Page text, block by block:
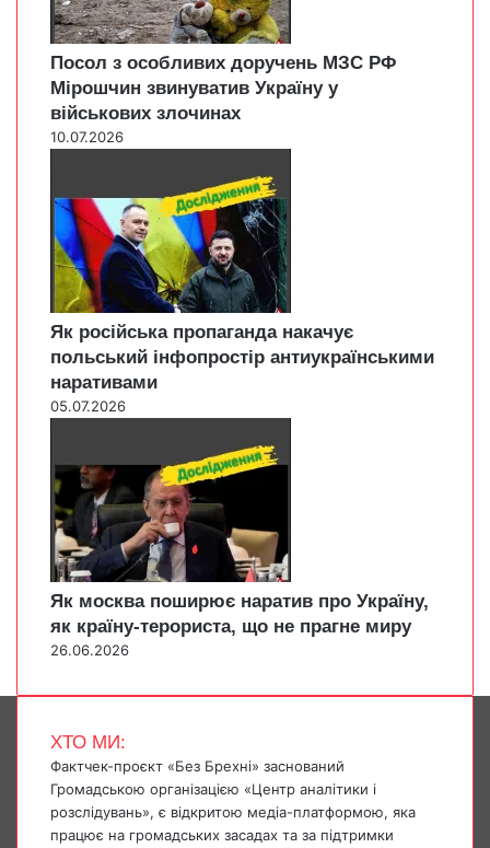
Посол з особливих доручень МЗС РФ
Мірошчин звинуватив Україну у
військових злочинах
10.07.2026
Як російська пропаганда накачує
польський інфопростір антиукраїнськими
наративами
05.07.2026
Як москва поширює наратив про Україну,
як країну-терориста, що не прагне миру
26.06.2026
ХТО МИ:
Фактчек-проєкт «Без Брехні» заснований
Громадською організацією «Центр аналітики і
розслідувань», є відкритою медіа-платформою, яка
працює на громадських засадах та за підтримки